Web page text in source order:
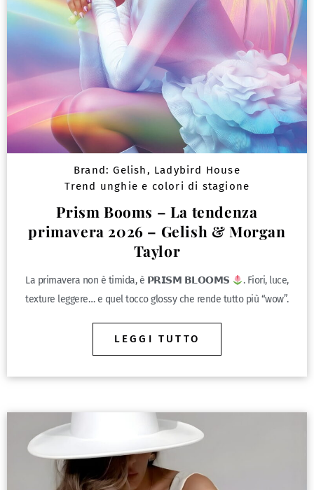
Brand: Gelish, Ladybird House
Trend unghie e colori di stagione
Prism Booms – La tendenza
primavera 2026 – Gelish & Morgan
Taylor
La primavera non è timida, è 𝗣𝗥𝗜𝗦𝗠 𝗕𝗟𝗢𝗢𝗠𝗦
. Fiori, luce,
texture leggere… e quel tocco glossy che rende tutto più “wow”.
LEGGI TUTTO